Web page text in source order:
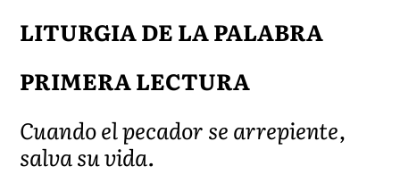
LITURGIA DE LA PALABRA
PRIMERA LECTURA
Cuando el pecador se arrepiente,
salva su vida.